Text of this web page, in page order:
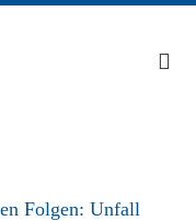
Folgen: Unfall